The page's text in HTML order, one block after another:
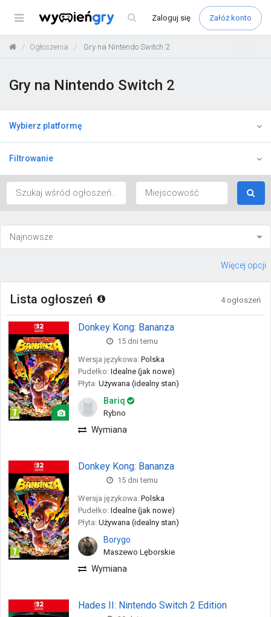
Menu Zaloguj się Załóż konto
Ogłoszenia Gry na Nintendo Switch 2
Gry na Nintendo Switch 2
Wybierz platformę
Filtrowanie
Więcej opcji
Lista ogłoszeń 4 ogłoszeń
Donkey Kong: Bananza
15 dni temu
Wersja językowa: Polska
Pudełko: Idealne (jak nowe)
Płyta: Używana (idealny stan)
Bariq
Rybno
Wymiana
Donkey Kong: Bananza
15 dni temu
Wersja językowa: Polska
Pudełko: Idealne (jak nowe)
Płyta: Używana (idealny stan)
Borygo
Maszewo Lęborskie
Wymiana
Hades II: Nintendo Switch 2 Edition